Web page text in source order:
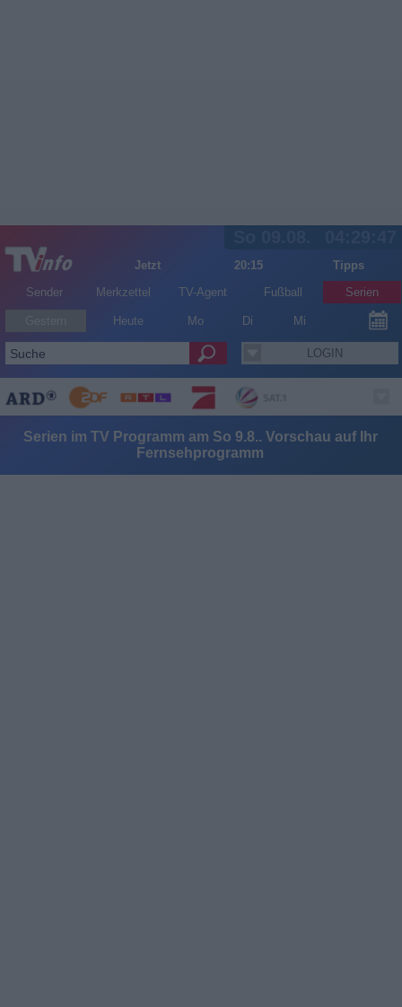
Jetzt 20:15
Tipps
Sender
Merkzettel TV-Agent Fußball Serien
Heute Mo Di Mi
LOGIN
Serien im TV Programm am So 9.8.. Vorschau auf Ihr
Fernsehprogramm